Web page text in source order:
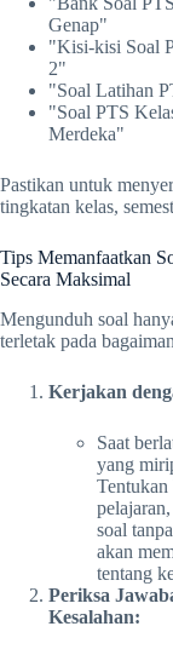
Genap"
"Kisi-kisi Soal
2"
"Soal Latihan
"Soal PTS
Merdeka"
Pastikan untuk
tingkatan kelas,
Tips Memanfaatkan
Secara Maksimal
Mengunduh soal
terletak pada
Kerjakan
Saat
yang
Tentukan
soal
akan
tentang
Periksa
Kesalahan: